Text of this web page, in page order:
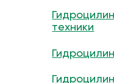
техники